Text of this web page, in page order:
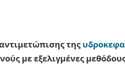
της
με εξελιγμένες